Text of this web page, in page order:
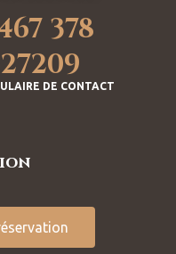
378
DE CONTACT